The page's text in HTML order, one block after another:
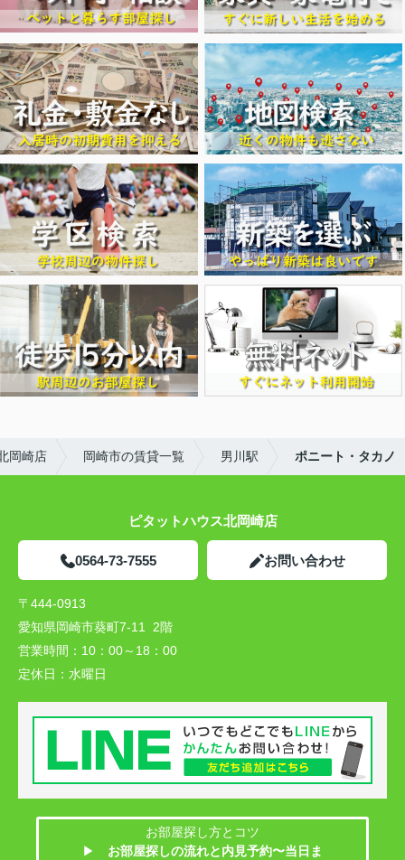
岡崎店 岡崎市の賃貸一覧 男川駅 ポニート・タカノ
ピタットハウス北岡崎店
0564-73-7555 お問い合わせ
〒444-0913
愛知県岡崎市葵町7-11 2階
営業時間： 10：00～18：00
定休日： 水曜日
お部屋探し方とコツ
▶
お部屋探しの流れと内見予約〜当日ま